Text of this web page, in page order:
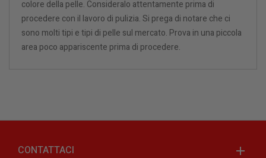
colore della pelle. Consideralo attentamente prima di
procedere con il lavoro di pulizia. Si prega di notare che ci
sono molti tipi e tipi di pelle sul mercato. Prova in una piccola
area poco appariscente prima di procedere.
CONTATTACI